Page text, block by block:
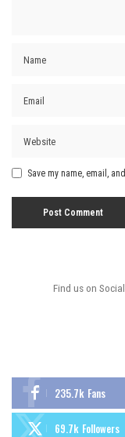
Save my name, email,
Find us on
235.7k Fans
69.7k Followers